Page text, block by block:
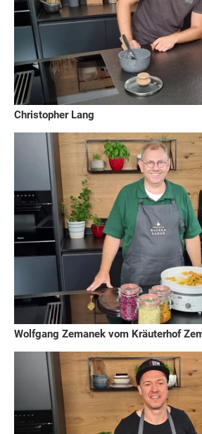
Christopher Lang
Wolfgang Zemanek vom Kräuterhof